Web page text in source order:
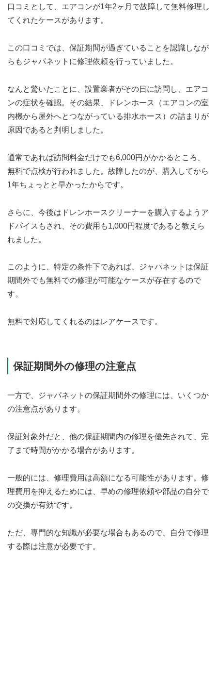
口コミとして、エアコンが1年2ヶ月で故障して無料修理し
てくれたケースがあります。
この口コミでは、保証期間が過ぎていることを認識しなが
らもジャパネットに修理依頼を行っていました。
なんと驚いたことに、設置業者がその日に訪問し、エアコ
ンの症状を確認。その結果、ドレンホース（エアコンの室
内機から屋外へとつながっている排水ホース）の詰まりが
原因であると判明しました。
通常であれば訪問料金だけでも6,000円がかかるところ、
無料で点検が行われました。故障したのが、購入してから
1年ちょっとと早かったからです。
さらに、今後はドレンホースクリーナーを購入するようア
ドバイスもされ、その費用も1,000円程度であると教えら
れました。
このように、特定の条件下であれば、ジャパネットは保証
期間外でも無料での修理が可能なケースが存在するので
す。
無料で対応してくれるのはレアケースです。
保証期間外の修理の注意点
一方で、ジャパネットの保証期間外の修理には、いくつか
の注意点があります。
保証対象外だと、他の保証期間内の修理を優先されて、完
了まで時間がかかる場合があります。
一般的には、修理費用は高額になる可能性があります。修
理費用を抑えるためには、早めの修理依頼や部品の自分で
の交換が有効です。
ただ、専門的な知識が必要な場合もあるので、自分で修理
する際は注意が必要です。